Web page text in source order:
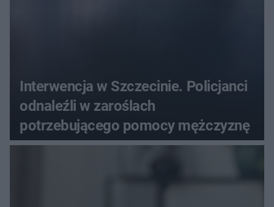
Interwencja w Szczecinie. Policjanci
odnaleźli w zaroślach
potrzebującego pomocy mężczyznę